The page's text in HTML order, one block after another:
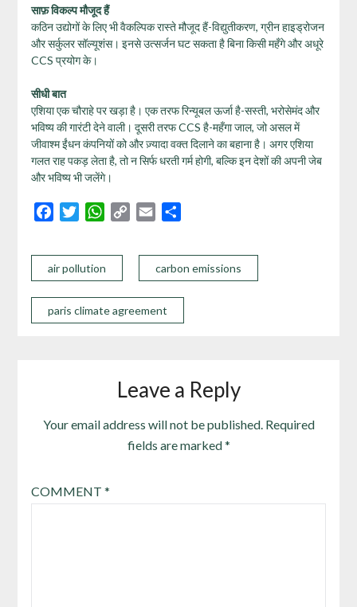
साफ़ विकल्प मौजूद हैं
कठिन उद्योगों के लिए भी वैकल्पिक रास्ते मौजूद हैं-विद्युतीकरण, ग्रीन हाइड्रोजन
और सर्कुलर सॉल्यूशंस। इनसे उत्सर्जन घट सकता है बिना किसी महँगे और अधूरे
CCS प्रयोग के।
सीधी बात
एशिया एक चौराहे पर खड़ा है। एक तरफ रिन्यूबल ऊर्जा है-सस्ती, भरोसेमंद और
भविष्य की गारंटी देने वाली। दूसरी तरफ CCS है-महँगा जाल, जो असल में
जीवाश्म ईंधन कंपनियों को और ज़्यादा वक्त दिलाने का बहाना है। अगर एशिया
गलत राह पकड़ लेता है, तो न सिर्फ धरती गर्म होगी, बल्कि इन देशों की अपनी जेब
और भविष्य भी जलेंगे।
FacebookTwitterWhatsApp
Copy
Email
air pollution carbon emissions
paris climate agreement
Leave a Reply
Your email address will not be published. Required
fields are marked*
COMMENT *